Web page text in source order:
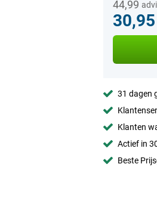
44,99
30,95
31 dagen
Klanten
Actief in
Beste